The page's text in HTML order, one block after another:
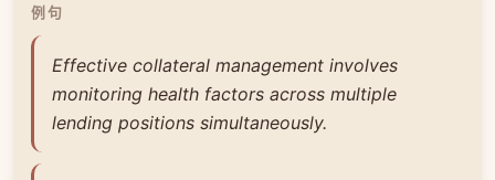
例句
Effective collateral management involves
monitoring health factors across multiple
lending positions simultaneously.